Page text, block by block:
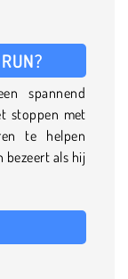
spannend
stoppen met
te helpen
bezeert als hij